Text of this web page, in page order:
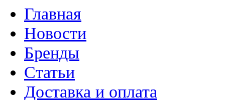
Главная
Новости
Бренды
Статьи
Доставка и оплата